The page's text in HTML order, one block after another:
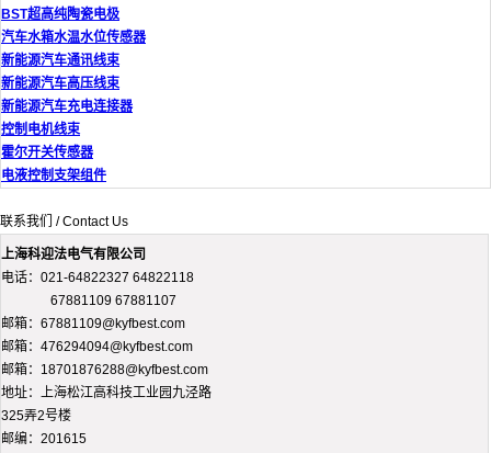
BST超高纯陶瓷电极
汽车水箱水温水位传感器
新能源汽车通讯线束
新能源汽车高压线束
新能源汽车充电连接器
控制电机线束
霍尔开关传感器
电液控制支架组件
联系我们 / Contact Us
上海科迎法电气有限公司
电话：021-64822327 64822118
67881109 67881107
邮箱：67881109@kyfbest.com
邮箱：476294094@kyfbest.com
邮箱：18701876288@kyfbest.com
地址：上海松江高科技工业园九泾路
325弄2号楼
邮编：201615